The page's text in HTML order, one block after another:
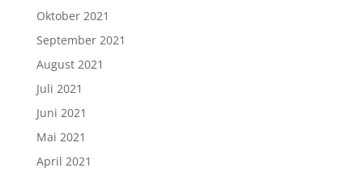
Oktober 2021
September 2021
August 2021
Juli 2021
Juni 2021
Mai 2021
April 2021